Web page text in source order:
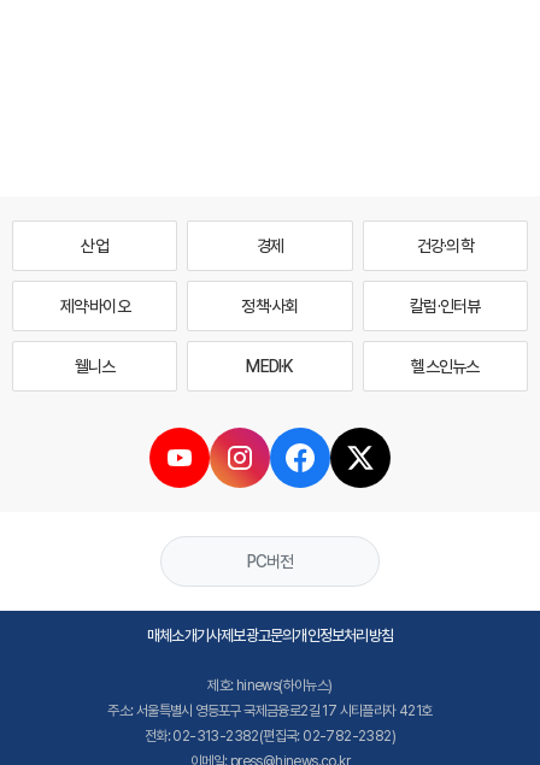
산업 경제 건강·의학
제약·바이오 정책·사회 칼럼·인터뷰
웰니스 MEDI·K 헬스인뉴스
PC버전
매체소개기사제보광고문의개인정보처리방침
제호: hinews(하이뉴스)
주소: 서울특별시 영등포구 국제금융로2길 17 시티플라자 421호
전화: 02-313-2382(편집국: 02-782-2382)